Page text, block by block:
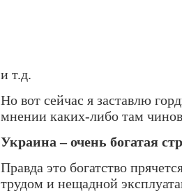
и т.д.
Но вот сейчас я заставлю
мнении каких-либо там
Украина – очень богатая
Правда это богатство
трудом и нещадной